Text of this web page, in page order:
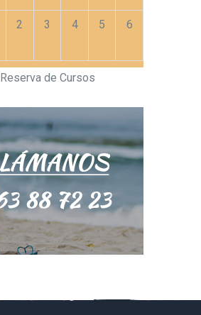
2 3 4 5 6
Reserva de Cursos